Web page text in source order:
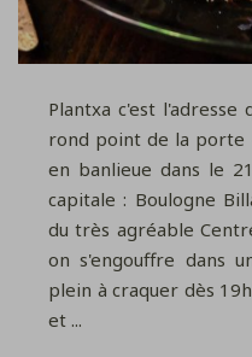
Plantxa c'est
rond point de la porte
en banlieue dans le
capitale : Boulogne
du très agréable
on s'engouffre dans
plein à craquer dès
et ...